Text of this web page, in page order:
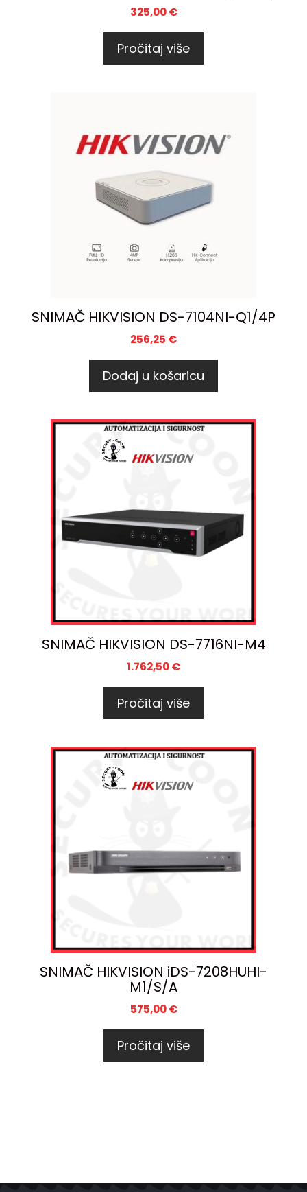
325,00€
Pročitaj više
SNIMAČ HIKVISION DS-7104NI-Q1/4P
256,25 €
Dodaj u košaricu
SNIMAČ HIKVISION DS-7716NI-M4
1.762,50€
Pročitaj više
SNIMAČ HIKVISION iDS-7208HUHI-
M1/S/A
575,00€
Pročitaj više